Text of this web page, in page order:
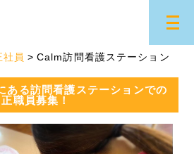
社員
Calm訪問看護ステーション
る訪問看護ステーションでの
正職員募集！